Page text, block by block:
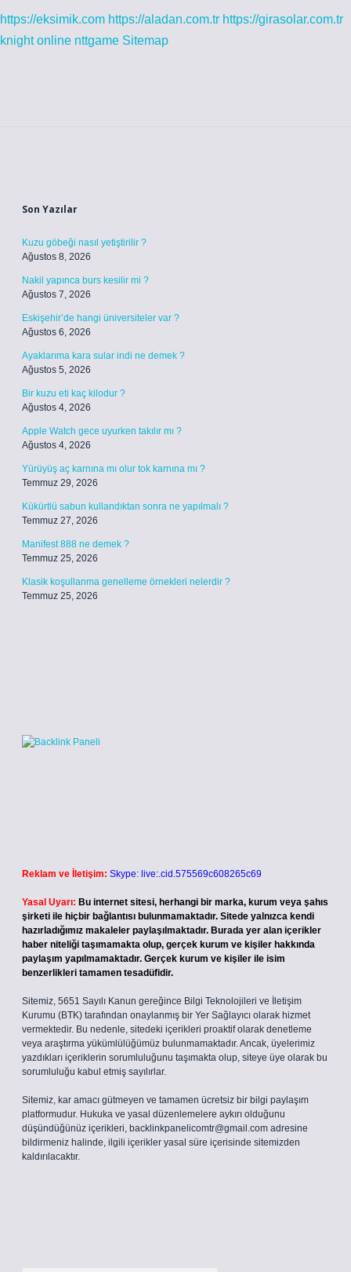
https://eksimik.com https://aladan.com.tr https://girasolar.com.tr
knight online nttgame Sitemap
Son Yazılar
Kuzu göbeği nasıl yetiştirilir ?
Ağustos 8, 2026
Nakil yapınca burs kesilir mi ?
Ağustos 7, 2026
Eskişehir’de hangi üniversiteler var ?
Ağustos 6, 2026
Ayaklarıma kara sular indi ne demek ?
Ağustos 5, 2026
Bir kuzu eti kaç kilodur ?
Ağustos 4, 2026
Apple Watch gece uyurken takılır mı ?
Ağustos 4, 2026
Yürüyüş aç karnına mı olur tok karnına mı ?
Temmuz 29, 2026
Kükürtlü sabun kullandıktan sonra ne yapılmalı ?
Temmuz 27, 2026
Manifest 888 ne demek ?
Temmuz 25, 2026
Klasik koşullanma genelleme örnekleri nelerdir ?
Temmuz 25, 2026
Reklam ve İletişim: Skype: live:.cid.575569c608265c69
Yasal Uyarı: Bu internet sitesi, herhangi bir marka, kurum veya şahıs
şirketi ile hiçbir bağlantısı bulunmamaktadır. Sitede yalnızca kendi
hazırladığımız makaleler paylaşılmaktadır. Burada yer alan içerikler
haber niteliği taşımamakta olup, gerçek kurum ve kişiler hakkında
paylaşım yapılmamaktadır. Gerçek kurum ve kişiler ile isim
benzerlikleri tamamen tesadüfidir.
Sitemiz, 5651 Sayılı Kanun gereğince Bilgi Teknolojileri ve İletişim
Kurumu (BTK) tarafından onaylanmış bir Yer Sağlayıcı olarak hizmet
vermektedir. Bu nedenle, sitedeki içerikleri proaktif olarak denetleme
veya araştırma yükümlülüğümüz bulunmamaktadır. Ancak, üyelerimiz
yazdıkları içeriklerin sorumluluğunu taşımakta olup, siteye üye olarak bu
sorumluluğu kabul etmiş sayılırlar.
Sitemiz, kar amacı gütmeyen ve tamamen ücretsiz bir bilgi paylaşım
platformudur. Hukuka ve yasal düzenlemelere aykırı olduğunu
düşündüğünüz içerikleri, backlinkpanelicomtr@gmail.com adresine
bildirmeniz halinde, ilgili içerikler yasal süre içerisinde sitemizden
kaldırılacaktır.